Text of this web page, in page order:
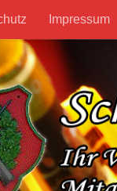
Impressum